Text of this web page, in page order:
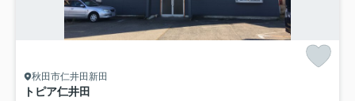
秋田市仁井田新田
トピア仁井田